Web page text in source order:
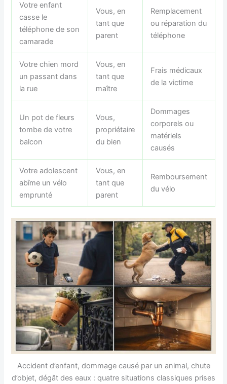
Votre enfant
casse le
téléphone de son
camarade
Vous, en
tant que
parent
Remplacement
ou réparation du
téléphone
Votre chien mord
un passant dans
la rue
Vous, en
tant que
maître
Frais médicaux
de la victime
Un pot de fleurs
tombe de votre
balcon
Vous,
propriétaire
du bien
Dommages
corporels ou
matériels
causés
Votre adolescent
abîme un vélo
emprunté
Vous, en
tant que
parent
Remboursement
du vélo
Accident d’enfant, dommage causé par un animal, chute
d’objet, dégât des eaux : quatre situations classiques prises